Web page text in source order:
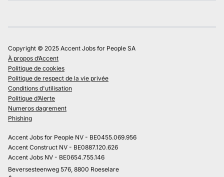
Copyright © 2025 Accent Jobs for People SA
À propos d’Accent
Politique de cookies
Politique de respect de la vie privée
Conditions d'utilisation
Politique d’Alerte
Numeros dagrement
Phishing
Accent Jobs for People NV - BE0455.069.956
Accent Construct NV - BE0887.120.626
Accent Jobs NV - BE0654.755.146
Beversesteenweg 576, 8800 Roeselare